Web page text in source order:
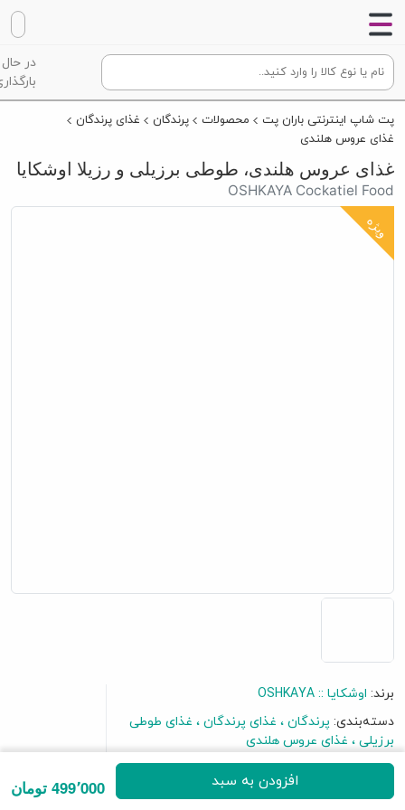
در حال
پت شاپ اینترنتی باران پت محصولات پرندگان
غذای پرندگان
غذای عروس هلندی
غذای عروس هلندی، طوطی برزیلی و رزیلا اوشکایا
OSHKAYA Cockatiel Food
ویژه
برند: اوشکایا :: OSHKAYA
دسته‌بندی: پرندگان غذای پرندگان
غذای طوطی
برزیلی
غذای عروس هلندی
افزودن به سبد 499٬000 تومان